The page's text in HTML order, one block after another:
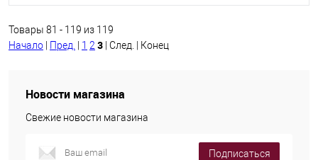
Товары 81 - 119 из 119
Начало
Пред. 1 2 3 | След. | Конец
Новости магазина
Свежие новости магазина
Подписаться